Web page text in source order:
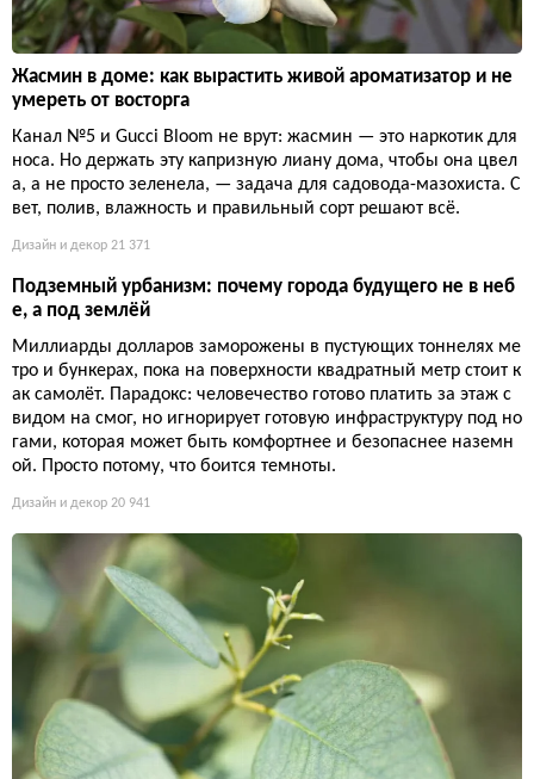
Жасмин в доме: как вырастить живой ароматизатор и не
умереть от восторга
Канал №5 и Gucci Bloom не врут: жасмин — это наркотик для
носа. Но держать эту капризную лиану дома, чтобы она цвел
а, а не просто зеленела, — задача для садовода-мазохиста. С
вет, полив, влажность и правильный сорт решают всё.
Дизайн и декор 21 371
Подземный урбанизм: почему города будущего не в неб
е, а под землёй
Миллиарды долларов заморожены в пустующих тоннелях ме
тро и бункерах, пока на поверхности квадратный метр стоит к
ак самолёт. Парадокс: человечество готово платить за этаж с
видом на смог, но игнорирует готовую инфраструктуру под но
гами, которая может быть комфортнее и безопаснее наземн
ой. Просто потому, что боится темноты.
Дизайн и декор 20 941